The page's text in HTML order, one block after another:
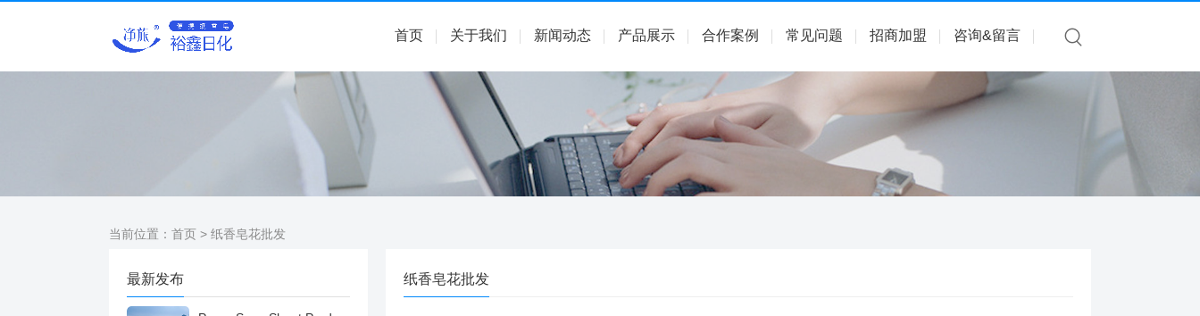
首页 关于我们 新闻动态 产品展示 合作案例 常见问题 招商加盟 咨询&留言
当前位置： 首页 > 纸香皂花批发
最新发布 纸香皂花批发